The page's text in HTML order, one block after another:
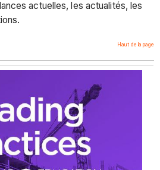
actuelles, les actualités, les
Haut de la page